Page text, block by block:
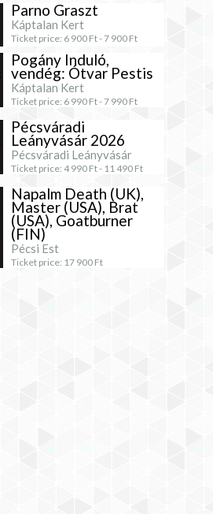
Parno Graszt
Káptalan Kert
Ticket price: 6 900 Ft -7 900 Ft
Pogány Induló,
vendég: Ótvar Pestis
Káptalan Kert
Ticket price: 6 990 Ft -7 990 Ft
Pécsváradi
Leányvásár 2026
Pécsváradi Leányvásár
Ticket price: 4 990 Ft - 11 490 Ft
Napalm Death (UK),
Master (USA), Brat
(USA), Goatburner
(FIN)
Pécsi Est
Ticket price: 17 900 Ft